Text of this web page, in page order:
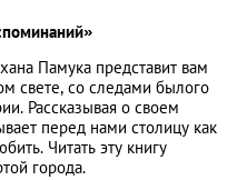
Памука представит вам
свете, со следами былого
Рассказывая о своем
перед нами столицу как
Читать эту книгу
города.